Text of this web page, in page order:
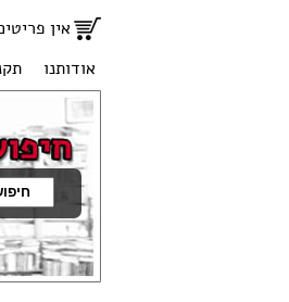
אין
אודותנו